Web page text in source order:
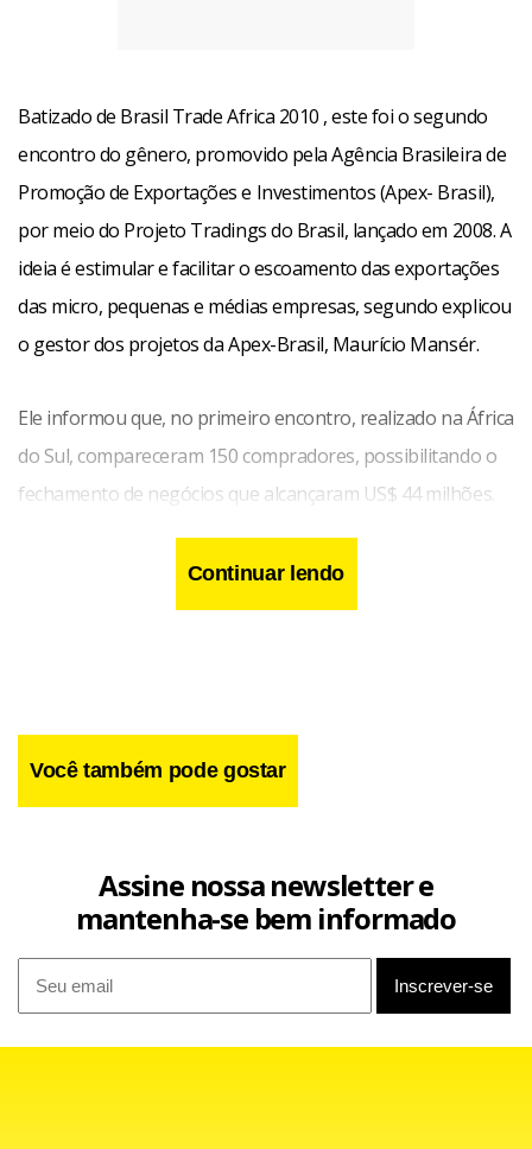
Batizado de Brasil Trade Africa 2010 , este foi o segundo
encontro do gênero, promovido pela Agência Brasileira de
Promoção de Exportações e Investimentos (Apex- Brasil),
por meio do Projeto Tradings do Brasil, lançado em 2008. A
ideia é estimular e facilitar o escoamento das exportações
das micro, pequenas e médias empresas, segundo explicou
o gestor dos projetos da Apex-Brasil, Maurício Mansér.
Ele informou que, no primeiro encontro, realizado na África
do Sul, compareceram 150 compradores, possibilitando o
fechamento de negócios que alcançaram US$ 44 milhões.
No encontro realizado agora, em São Paulo, o
comparecimento foi menor. Estiveram no evento 20
importadores africanos, vindos de Moçambique, Tanzânia,
Continuar lendo
Você também pode gostar
Assine nossa newsletter e
mantenha-se bem informado